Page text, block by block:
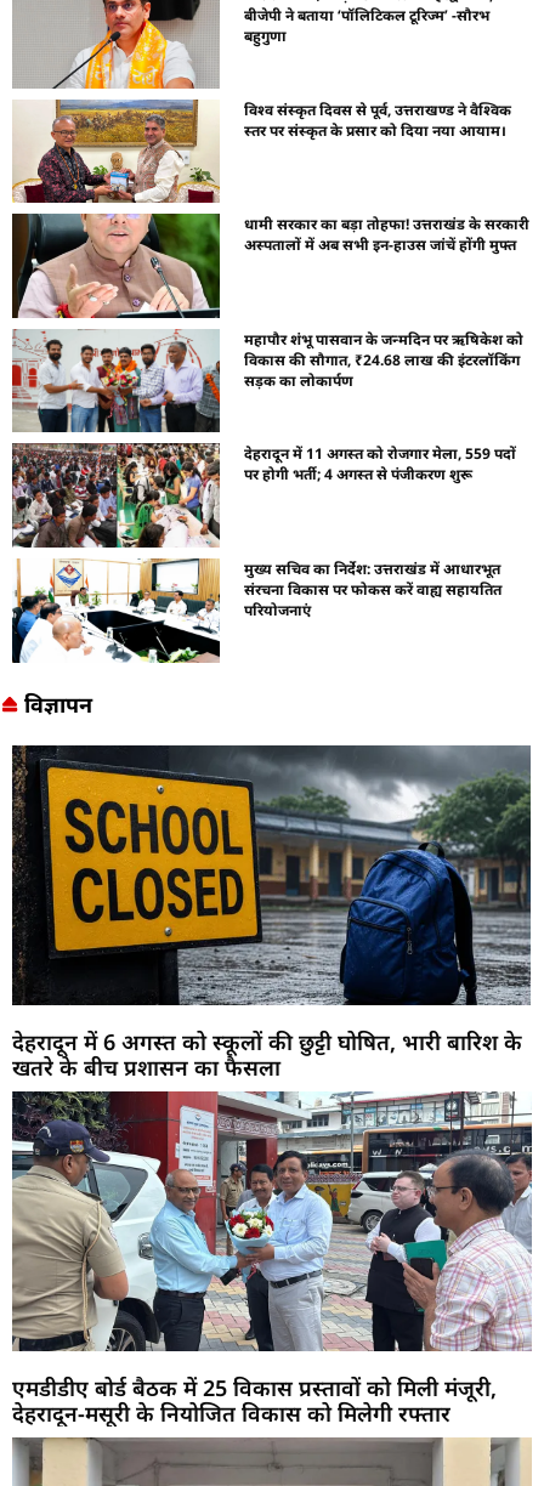
बीजेपी ने बताया ‘पॉलिटिकल टूरिज्म’ -सौरभ
बहुगुणा
विश्व संस्कृत दिवस से पूर्व, उत्तराखण्ड ने वैश्विक
स्तर पर संस्कृत के प्रसार को दिया नया आयाम।
धामी सरकार का बड़ा तोहफा! उत्तराखंड के सरकारी
अस्पतालों में अब सभी इन-हाउस जांचें होंगी मुफ्त
महापौर शंभू पासवान के जन्मदिन पर ऋषिकेश को
विकास की सौगात, ₹24.68 लाख की इंटरलॉकिंग
सड़क का लोकार्पण
देहरादून में 11 अगस्त को रोजगार मेला, 559 पदों
पर होगी भर्ती; 4 अगस्त से पंजीकरण शुरू
मुख्य सचिव का निर्देश: उत्तराखंड में आधारभूत
संरचना विकास पर फोकस करें वाह्य सहायतित
परियोजनाएं
विज्ञापन
देहरादून में 6 अगस्त को स्कूलों की छुट्टी घोषित, भारी बारिश के
खतरे के बीच प्रशासन का फैसला
एमडीडीए बोर्ड बैठक में 25 विकास प्रस्तावों को मिली मंजूरी,
देहरादून-मसूरी के नियोजित विकास को मिलेगी रफ्तार